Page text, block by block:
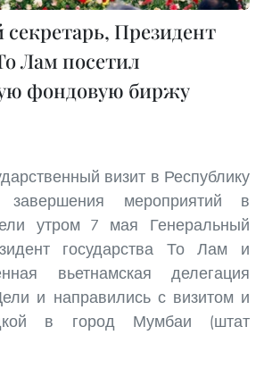
Президент
Лам посетил
фондовую биржу
визит в Республику
мероприятий в
утром 7 мая Генеральный
государства То Лам и
вьетнамская делегация
и направились с визитом и
в город Мумбаи (штат